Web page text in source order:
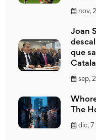
nov,
Joan
que
sep,
The
dic, 7